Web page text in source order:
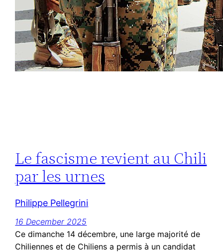
Le fascisme revient au Chili
par les urnes
Philippe Pellegrini
16 December 2025
Ce dimanche 14 décembre, une large majorité de
Chiliennes et de Chiliens a permis à un candidat